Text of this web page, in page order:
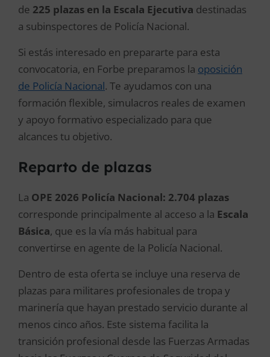
de 225 plazas en la Escala Ejecutiva destinadas
a subinspectores de Policía Nacional.
Si estás interesado en prepararte para esta
convocatoria, en Forbe preparamos la oposición
de Policía Nacional. Te ayudamos con una
formación flexible, simulacros reales de examen
y apoyo formativo especializado para que
alcances tu objetivo.
Reparto de plazas
La OPE 2026 Policía Nacional: 2.704 plazas
corresponde principalmente al acceso a la Escala
Básica, que es la vía más habitual para
convertirse en agente de la Policía Nacional.
Dentro de esta oferta se incluye una reserva de
plazas para militares profesionales de tropa y
marinería que hayan prestado servicio durante al
menos cinco años. Este sistema facilita la
transición profesional desde las Fuerzas Armadas